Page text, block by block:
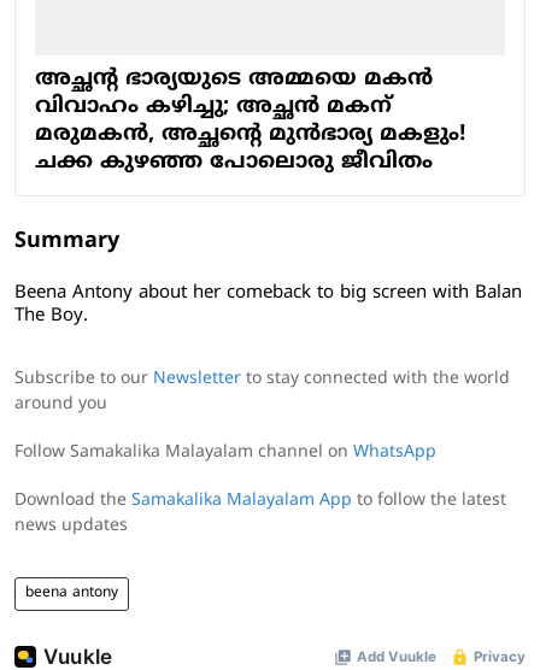
അച്ഛന്റ ഭാര്യയുടെ അമ്മയെ മകന്‍
വിവാഹം കഴിച്ചു; അച്ഛന്‍ മകന്
മരുമകന്‍, അച്ഛന്റെ മുന്‍ഭാര്യ മകളും!
ചക്ക കുഴഞ്ഞ പോലൊരു ജീവിതം
Summary
Beena Antony about her comeback to big screen with Balan
The Boy.
Subscribe to our Newsletter to stay connected with the world
around you
Follow Samakalika Malayalam channel on WhatsApp
Download the Samakalika Malayalam App to follow the latest
news updates
beena antony